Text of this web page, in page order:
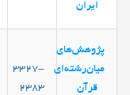
ايران
پژوهش‌های
میان‌رشته‌ای
قرآن
3327-
2383